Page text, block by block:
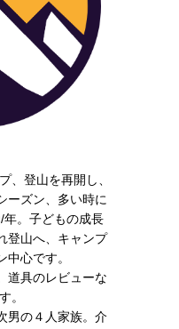
、登山を再開し、
ーズン、多い時に
。子どもの成長
登山へ、キャンプ
心です。
道具のレビューな
。
男の４人家族。介